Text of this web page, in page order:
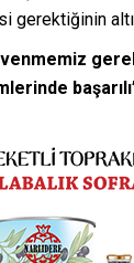
gerektiğinin